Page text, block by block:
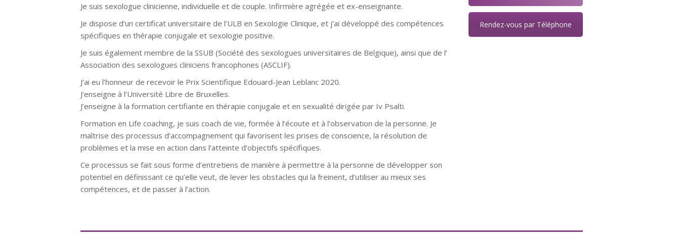
Je suis sexologue clinicienne, individuelle et de couple. Infirmière agrégée et ex-enseignante.
Je dispose d’un certificat universitaire de l’ULB en Sexologie Clinique, et j’ai développé des compétences
spécifiques en thérapie conjugale et sexologie positive.
Je suis également membre de la SSUB (Société des sexologues universitaires de Belgique), ainsi que de l’
Association des sexologues cliniciens francophones (ASCLIF).
J’ai eu l’honneur de recevoir le Prix Scientifique Edouard-Jean Leblanc 2020.
J’enseigne à l’Université Libre de Bruxelles.
J’enseigne à la formation certifiante en thérapie conjugale et en sexualité dirigée par Iv Psalti.
Formation en Life coaching, je suis coach de vie, formée à l’écoute et à l’observation de la personne. Je
maîtrise des processus d’accompagnement qui favorisent les prises de conscience, la résolution de
problèmes et la mise en action dans l’atteinte d’objectifs spécifiques.
Ce processus se fait sous forme d’entretiens de manière à permettre à la personne de développer son
potentiel en définissant ce qu’elle veut, de lever les obstacles qui la freinent, d’utiliser au mieux ses
compétences, et de passer à l’action.
Rendez-vous par Téléphone